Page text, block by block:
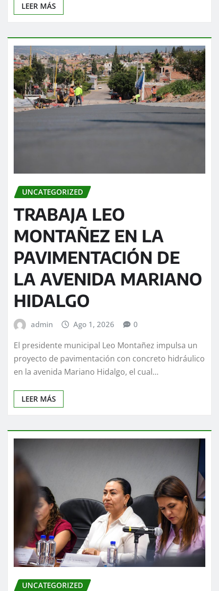
LEER MÁS
UNCATEGORIZED
TRABAJA LEO
MONTAÑEZ EN LA
PAVIMENTACIÓN DE
LA AVENIDA MARIANO
HIDALGO
admin Ago 1, 2026 0
El presidente municipal Leo Montañez impulsa un
proyecto de pavimentación con concreto hidráulico
en la avenida Mariano Hidalgo, el cual…
LEER MÁS
UNCATEGORIZED